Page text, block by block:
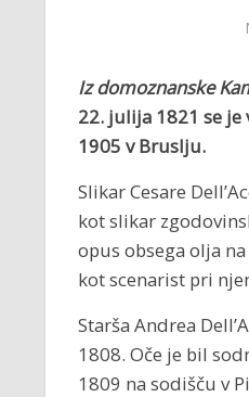
Iz domoznanske
22. julija 1821 se je
1905 v Bruslju.
Slikar Cesare
kot slikar
opus obsega olja
kot scenarist pri
Starša Andrea
1808. Oče je bil
1809 na sodišču v